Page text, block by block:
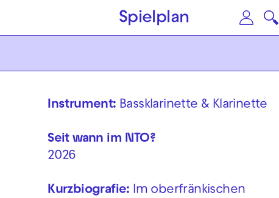
Zum Hauptinhalt springen
Spielplan
Instrument: Bassklarinette & Klarinette
Seit wann im NTO?
2026
Kurzbiografie: Im oberfränkischen